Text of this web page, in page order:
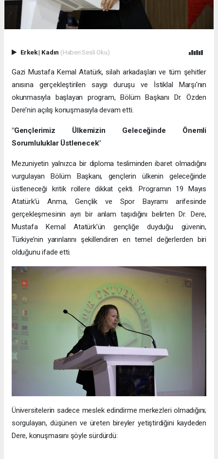
Erkek| Kadın (Haberi Sesli Oku)
Gazi Mustafa Kemal Atatürk, silah arkadaşları ve tüm şehitler
anısına gerçekleştirilen saygı duruşu ve İstiklal Marşı'nın
okunmasıyla başlayan program, Bölüm Başkanı Dr. Özden
Dere’nin açılış konuşmasıyla devam etti.
"Gençlerimiz Ülkemizin Geleceğinde Önemli
Sorumluluklar Üstlenecek"
Mezuniyetin yalnızca bir diploma tesliminden ibaret olmadığını
vurgulayan Bölüm Başkanı, gençlerin ülkenin geleceğinde
üstleneceği kritik rollere dikkat çekti. Programın 19 Mayıs
Atatürk’ü Anma, Gençlik ve Spor Bayramı arifesinde
gerçekleşmesinin ayrı bir anlam taşıdığını belirten Dr. Dere,
Mustafa Kemal Atatürk’ün gençliğe duyduğu güvenin,
Türkiye’nin yarınlarını şekillendiren en temel değerlerden biri
olduğunu ifade etti.
Üniversitelerin sadece meslek edindirme merkezleri olmadığını;
sorgulayan, düşünen ve üreten bireyler yetiştirdiğini kaydeden
Dere, konuşmasını şöyle sürdürdü: